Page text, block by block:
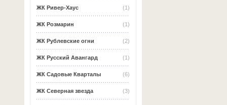
(1)
ЖК Ривер-Хаус
(1)
ЖК Розмарин
(2)
ЖК Рублевские огни
(1)
ЖК Русский Авангард
(6)
ЖК Садовые Кварталы
(3)
ЖК Северная звезда